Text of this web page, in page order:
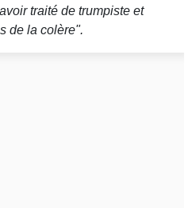
avoir traité de trumpiste et
de la colère".